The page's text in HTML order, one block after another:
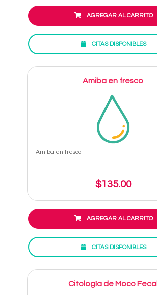
AGREGAR AL CARRITO
CITAS DISPONIBLES
Amiba en fresco
Amiba en fresco
$135.00
AGREGAR AL CARRITO
CITAS DISPONIBLES
Citología de Moco Fecal